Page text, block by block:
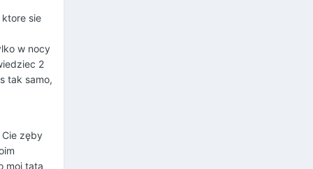
sie
w nocy
2
tak samo,
Cie zęby
moj tata